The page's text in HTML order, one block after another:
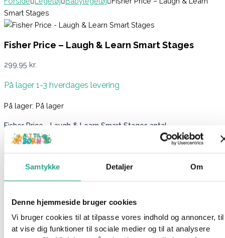
Samtykke Detaljer Om
Denne hjemmeside bruger cookies
Vi bruger cookies til at tilpasse vores indhold og annoncer, til
at vise dig funktioner til sociale medier og til at analysere
Smart Stages
Fisher Price – Laugh & Learn Smart Stages
299,95 kr.
På lager 1-3 hverdages levering
På lager: På lager
Fisher Price - Laugh & Learn Smart Stages antal
Spørg om produktet